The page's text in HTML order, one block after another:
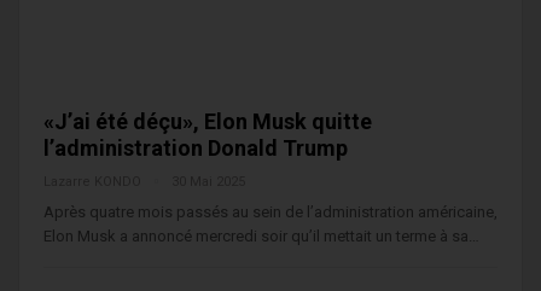
«J’ai été déçu», Elon Musk quitte
l’administration Donald Trump
Après quatre mois passés au sein de l’administration américaine,
Elon Musk a annoncé mercredi soir qu’il mettait un terme à sa…